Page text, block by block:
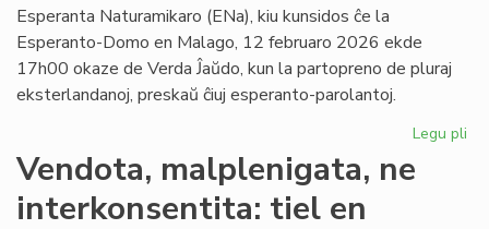
Esperanta Naturamikaro (ENa), kiu kunsidos ĉe la
Esperanto-Domo en Malago, 12 februaro 2026 ekde
17h00 okaze de Verda Ĵaŭdo, kun la partopreno de pluraj
eksterlandanoj, preskaŭ ĉiuj esperanto-parolantoj.
Legu pli
Vendota, malplenigata, ne
interkonsentita: tiel en